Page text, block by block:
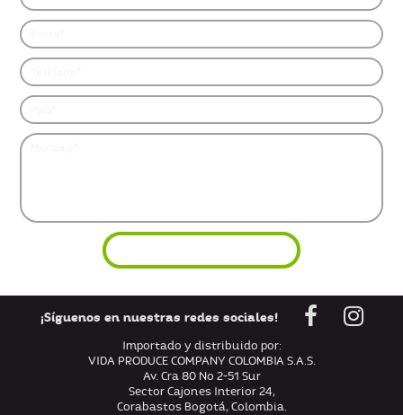
¡Síguenos en nuestras redes sociales!
Importado y distribuido por:
VIDA PRODUCE COMPANY COLOMBIA S.A.S.
Av. Cra 80 No 2-51 Sur
Sector Cajones Interior 24,
Corabastos Bogotá, Colombia.